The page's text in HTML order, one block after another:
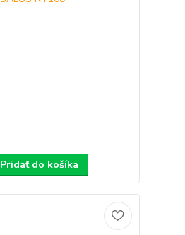
Pridať do košíka